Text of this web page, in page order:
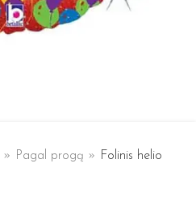
» Pagal progą » Folinis helio